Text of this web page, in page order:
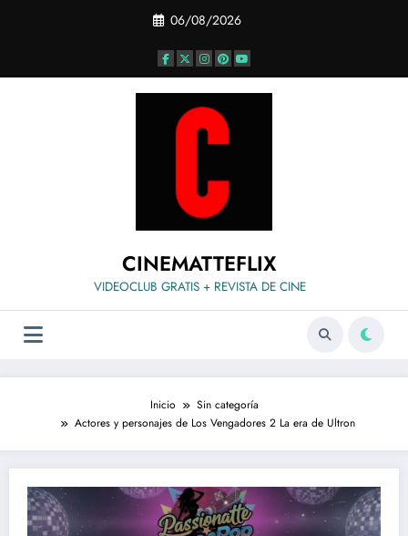
06/08/2026
CINEMATTEFLIX
VIDEOCLUB GRATIS + REVISTA DE CINE
Inicio
Sin categoría
Actores y personajes de Los Vengadores 2 La era de Ultron